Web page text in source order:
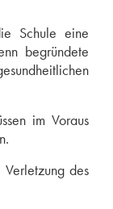
Schule eine
begründete
im Voraus
des